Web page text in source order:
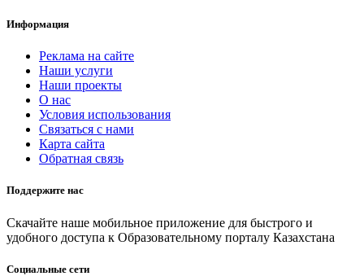
Информация
Реклама на сайте
Наши услуги
Наши проекты
О нас
Условия использования
Связаться с нами
Карта сайта
Обратная связь
Поддержите нас
Скачайте наше мобильное приложение для быстрого и
удобного доступа к Образовательному порталу Казахстана
Социальные сети